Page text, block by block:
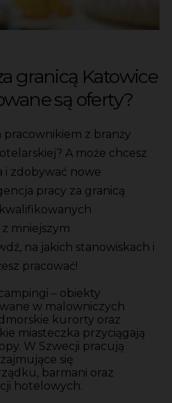
granicą Katowice
są oferty?
z branży
A może chcesz
i zdobywać nowe
pracy za granicą
mniejszym
na jakich stanowiskach i
pracować!
– obiekty
w malowniczych
kurorty oraz
miasteczka przyciągają
W Szwecji pracują
się
barmani oraz
hotelowych.